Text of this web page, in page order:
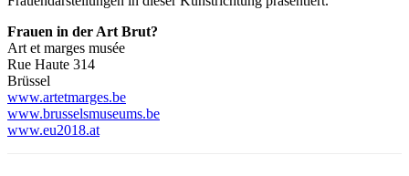
Frauen in der Art Brut?
Art et marges musée
Rue Haute 314
Brüssel
www.artetmarges.be
www.brusselsmuseums.be
www.eu2018.at